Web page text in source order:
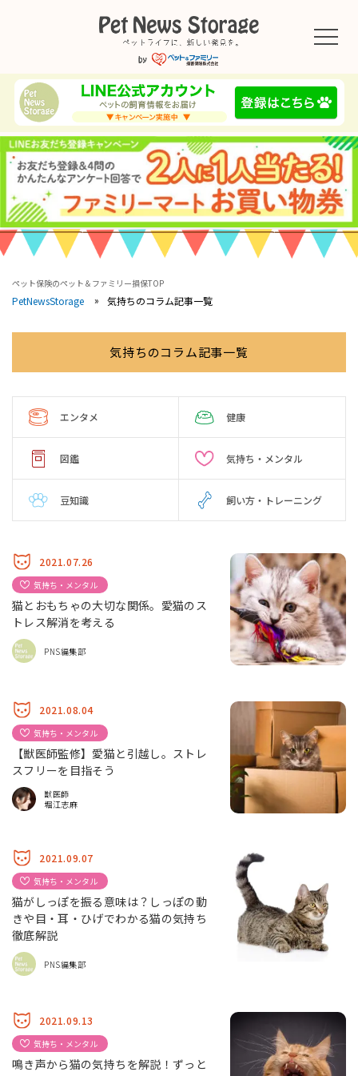
ペット保険のペット＆ファミリー損保TOP
PetNewsStorage 気持ちのコラム記事一覧
気持ちのコラム記事一覧
エンタメ 健康
図鑑 気持ち・メンタル
豆知識 飼い方・トレーニング
2021.07.26
気持ち・メンタル
猫とおもちゃの大切な関係。愛猫のス
トレス解消を考える
PNS編集部
2021.08.04
気持ち・メンタル
【獣医師監修】愛猫と引越し。ストレ
スフリーを目指そう
獣医師
堀江志麻
2021.09.07
気持ち・メンタル
猫がしっぽを振る意味は？しっぽの動
きや目・耳・ひげでわかる猫の気持ち
徹底解説
PNS編集部
2021.09.13
気持ち・メンタル
鳴き声から猫の気持ちを解説！ずっと